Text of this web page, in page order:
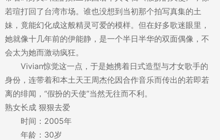
若瑄打回了台湾市场。谁也没想到当初那个拍写真集的土
妹，竟能幻化成这般精灵可爱的模样。但在好多歌迷眼里，
她就像十几年前的伊能静，是一个半日半华的双面偶像，不
会太为她而激动疯狂。
Vivian惊觉这一点，于是她携着日式造型与才女歌手的
身份，连带着和本土天王周杰伦因合作音乐而传出的若即若
离的绯闻，“假扮的天使”当然无往而不利。
熟女长成 狠狠去爱
时间：2005年
年龄：30岁